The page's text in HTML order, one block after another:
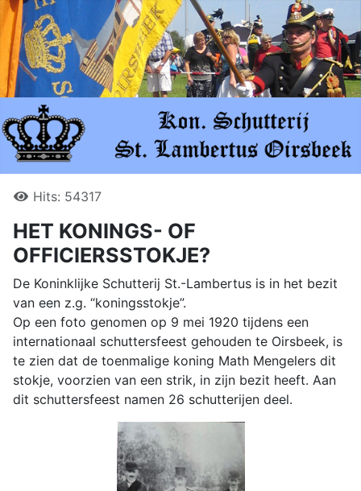
Hits: 54317
HET KONINGS- OF
OFFICIERSSTOKJE?
De Koninklijke Schutterij St.-Lambertus is in het bezit
van een z.g. “koningsstokje”.
Op een foto genomen op 9 mei 1920 tijdens een
internationaal schuttersfeest gehouden te Oirsbeek, is
te zien dat de toenmalige koning Math Mengelers dit
stokje, voorzien van een strik, in zijn bezit heeft. Aan
dit schuttersfeest namen 26 schutterijen deel.